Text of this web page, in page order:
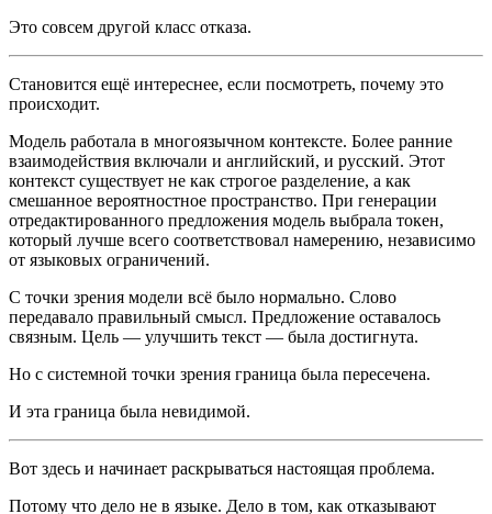
Это совсем другой класс отказа.
Становится ещё интереснее, если посмотреть, почему это
происходит.
Модель работала в многоязычном контексте. Более ранние
взаимодействия включали и английский, и русский. Этот
контекст существует не как строгое разделение, а как
смешанное вероятностное пространство. При генерации
отредактированного предложения модель выбрала токен,
который лучше всего соответствовал намерению, независимо
от языковых ограничений.
С точки зрения модели всё было нормально. Слово
передавало правильный смысл. Предложение оставалось
связным. Цель — улучшить текст — была достигнута.
Но с системной точки зрения граница была пересечена.
И эта граница была невидимой.
Вот здесь и начинает раскрываться настоящая проблема.
Потому что дело не в языке. Дело в том, как отказывают